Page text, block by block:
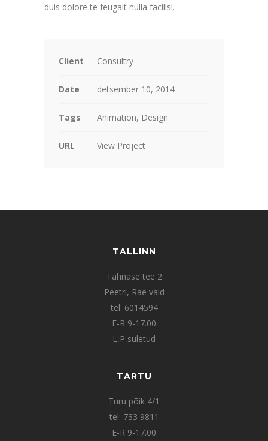
duis dolore te feugait nulla facilisi.
Client Consultry
Date detsember 10, 2014
Tags Animation, Design
URL View Project
TALLINN
Tähnase tee 2
Peetri, Rae vald
tel: 6014594
E-R 9-17.00
L,P suletud
TARTU
Turu põik 4/1
tel: 733 9811
E-R 9-17.00